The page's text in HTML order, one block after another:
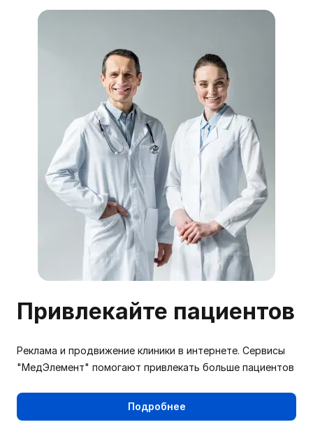
Привлекайте пациентов
Реклама и продвижение клиники в интернете. Сервисы
"МедЭлемент" помогают привлекать больше пациентов
Подробнее